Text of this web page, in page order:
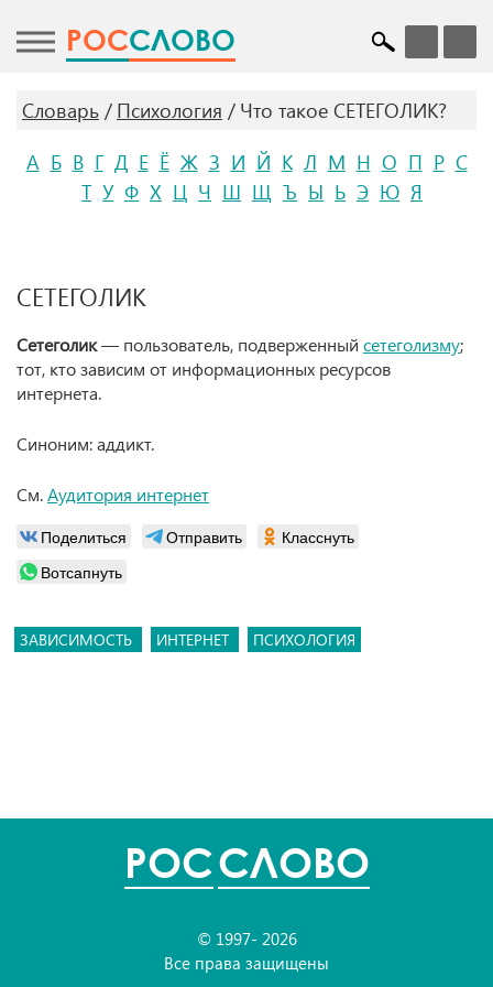
POCСЛОВО
Словарь Психология
Что такое СЕТЕГОЛИК?
А Б В Г Д Е Ё Ж З И Й К Л М Н О П Р С
Т У Ф Х Ц Ч Ш Щ Ъ Ы Ь Э Ю Я
СЕТЕГОЛИК
Сетеголик— пользователь, подверженный сетеголизму;
тот, кто зависим от информационных ресурсов
интернета.
Синоним: аддикт.
См.Аудитория интернет
Поделиться Отправить
Класснуть
Вотсапнуть
ЗАВИСИМОСТЬ ИНТЕРНЕТ ПСИХОЛОГИЯ
POCСЛОВО
© 1997- 2026
Все права защищены